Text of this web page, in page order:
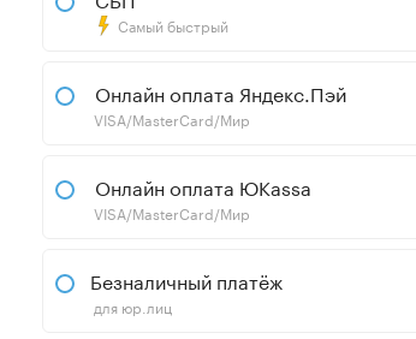
Самый быстрый
Онлайн оплата Яндекс.Пэй
VISA/MasterCard/Мир
Онлайн оплата ЮKassa
VISA/MasterCard/Мир
Безналичный платёж
для юр.лиц